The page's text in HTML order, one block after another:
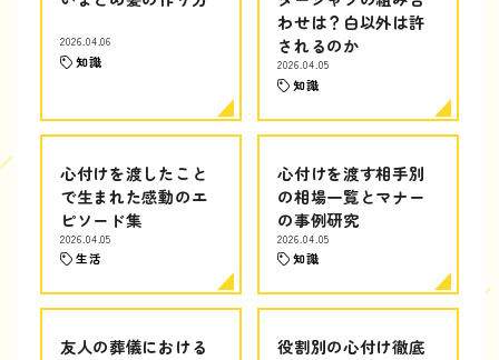
2026.04.06
知識
わせは？白以外は許
されるのか
2026.04.05
知識
心付けを渡したこと
で生まれた感動のエ
ピソード集
2026.04.05
生活
心付けを渡す相手別
の相場一覧とマナー
の事例研究
2026.04.05
知識
友人の葬儀における
役割別の心付け徹底